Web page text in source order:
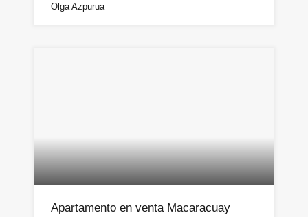
Olga Azpurua
Apartamento en venta Macaracuay